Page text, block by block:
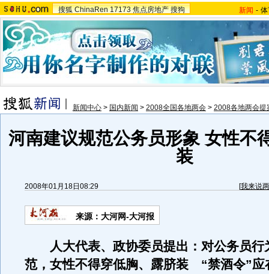
搜狐 ChinaRen 17173 焦点房地产 搜狗 新闻 -
新闻中心 > 国内新闻 > 2008全国各地两会 > 2008各地两会提
河南建议规范公务员形象 女性不
装
2008年01月18日08:29 [我来说
来源：大河网-大河报
人大代表、政协委员提出：对公务员行
范，女性不得穿低胸、露脐装 “禁酒令”应